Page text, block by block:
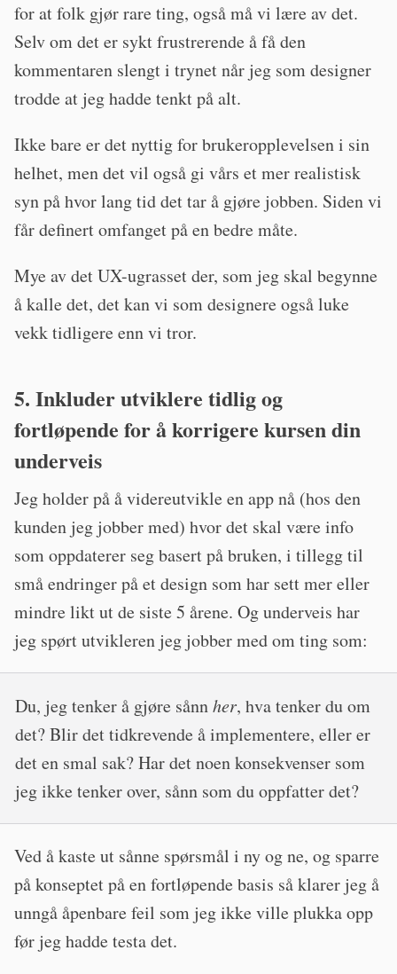
for at folk gjør rare ting, også må vi lære av det.
Selv om det er sykt frustrerende å få den
kommentaren slengt i trynet når jeg som designer
trodde at jeg hadde tenkt på alt.
Ikke bare er det nyttig for brukeropplevelsen i sin
helhet, men det vil også gi vårs et mer realistisk
syn på hvor lang tid det tar å gjøre jobben. Siden vi
får definert omfanget på en bedre måte.
Mye av det UX-ugrasset der, som jeg skal begynne
å kalle det, det kan vi som designere også luke
vekk tidligere enn vi tror.
5. Inkluder utviklere tidlig og
fortløpende for å korrigere kursen din
underveis
Jeg holder på å videreutvikle en app nå (hos den
kunden jeg jobber med) hvor det skal være info
som oppdaterer seg basert på bruken, i tillegg til
små endringer på et design som har sett mer eller
mindre likt ut de siste 5 årene. Og underveis har
jeg spørt utvikleren jeg jobber med om ting som:
Du, jeg tenker å gjøre sånnher, hva tenker du om
det? Blir det tidkrevende å implementere, eller er
det en smal sak? Har det noen konsekvenser som
jeg ikke tenker over, sånn som du oppfatter det?
Ved å kaste ut sånne spørsmål i ny og ne, og sparre
på konseptet på en fortløpende basis så klarer jeg å
unngå åpenbare feil som jeg ikke ville plukka opp
før jeg hadde testa det.